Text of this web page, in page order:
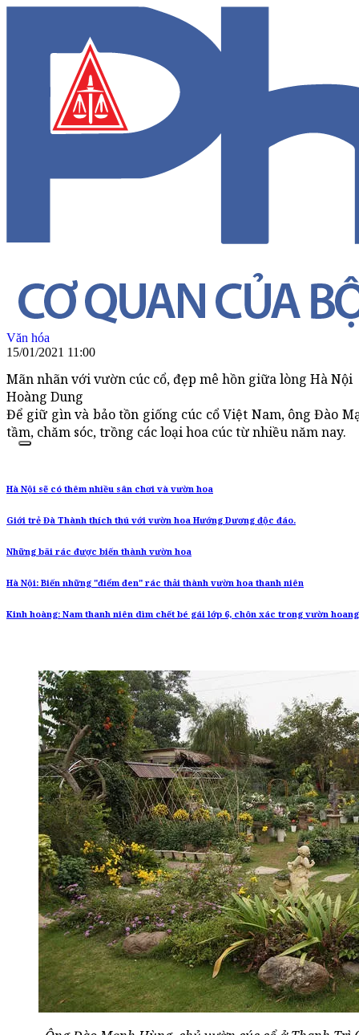
Văn hóa
15/01/2021 11:00
Mãn nhãn với vườn cúc cổ, đẹp mê hồn giữa lòng Hà Nội
Hoàng Dung
Để giữ gìn và bảo tồn giống cúc cổ Việt Nam, ông Đào
tầm, chăm sóc, trồng các loại hoa cúc từ nhiều năm nay.
Hà Nội sẽ có thêm nhiều sân chơi và vườn hoa
Giới trẻ Đà Thành thích thú với vườn hoa Hướng Dương độc đáo.
Những bãi rác được biến thành vườn hoa
Hà Nội: Biến những "điểm đen" rác thải thành vườn hoa thanh niên
Kinh hoàng: Nam thanh niên dìm chết bé gái lớp 6, chôn xác trong vườn hoang